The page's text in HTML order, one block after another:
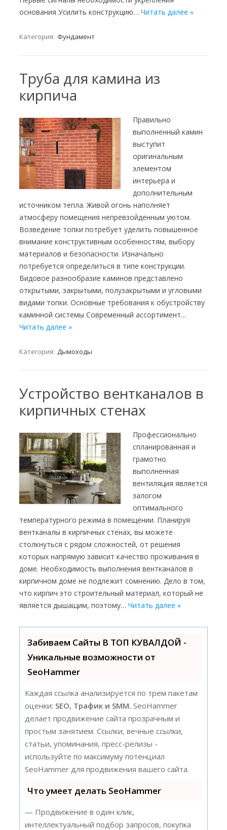
основания Усилить конструкцию… Читать далее »
Категория: Фундамент
Труба для камина из
кирпича
Правильно
выполненный камин
выступит
оригинальным
элементом
интерьера и
дополнительным
источником тепла. Живой огонь наполняет
атмосферу помещения непревзойденным уютом.
Возведение топки потребует уделить повышенное
внимание конструктивным особенностям, выбору
материалов и безопасности. Изначально
потребуется определиться в типе конструкции.
Видовое разнообразие каминов представлено
открытыми, закрытыми, полузакрытыми и угловыми
видами топки. Основные требования к обустройству
каминной системы Современный ассортимент…
Читать далее »
Категория: Дымоходы
Устройство вентканалов в
кирпичных стенах
Профессионально
спланированная и
грамотно
выполненная
вентиляция является
залогом
оптимального
температурного режима в помещении. Планируя
вентканалы в кирпичных стенах, вы можете
столкнуться с рядом сложностей, от решения
которых напрямую зависит качество проживания в
доме. Необходимость выполнения вентканалов в
кирпичном доме не подлежит сомнению. Дело в том,
что кирпич это строительный материал, который не
является дышащим, поэтому… Читать далее »
Забиваем Сайты В ТОП КУВАЛДОЙ -
Уникальные возможности от
SeoHammer
Каждая ссылка анализируется по трем пакетам
оценки: SEO, Трафик и SMM. SeoHammer
делает продвижение сайта прозрачным и
простым занятием. Ссылки, вечные ссылки,
статьи, упоминания, пресс-релизы -
используйте по максимуму потенциал
SeoHammer для продвижения вашего сайта.
Что умеет делать SeoHammer
— Продвижение в один клик,
интеллектуальный подбор запросов, покупка